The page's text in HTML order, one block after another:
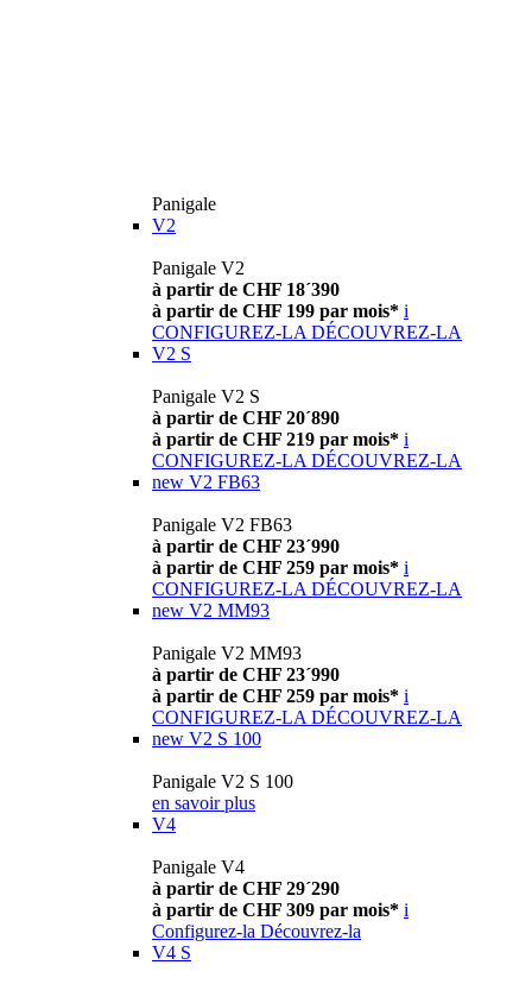
Panigale
V2
Panigale V2
à partir de CHF 18´390
à partir de CHF 199 par mois* i
CONFIGUREZ-LA DÉCOUVREZ-LA
V2 S
Panigale V2 S
à partir de CHF 20´890
à partir de CHF 219 par mois* i
CONFIGUREZ-LA DÉCOUVREZ-LA
new V2 FB63
Panigale V2 FB63
à partir de CHF 23´990
à partir de CHF 259 par mois* i
CONFIGUREZ-LA DÉCOUVREZ-LA
new V2 MM93
Panigale V2 MM93
à partir de CHF 23´990
à partir de CHF 259 par mois* i
CONFIGUREZ-LA DÉCOUVREZ-LA
new V2 S 100
Panigale V2 S 100
en savoir plus
V4
Panigale V4
à partir de CHF 29´290
à partir de CHF 309 par mois* i
Configurez-la Découvrez-la
V4 S